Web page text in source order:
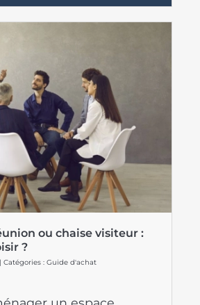
ou chaise visiteur :
?
Catégories : Guide d'achat